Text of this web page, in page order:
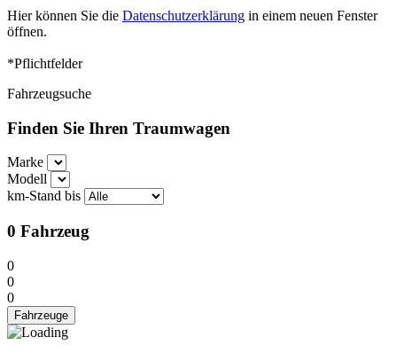
Hier können Sie die Datenschutzerklärung in einem neuen Fenster
öffnen.
*Pflichtfelder
Fahrzeugsuche
Finden Sie Ihren Traumwagen
Marke
Modell
km-Stand bis
0 Fahrzeug
0
0
0
Fahrzeuge